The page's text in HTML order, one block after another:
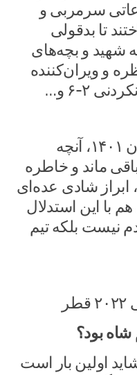
سرمربی و
تا بدقولی
شهید و بچه‌های
و ویران‌کننده
۲-۶ و…
اما در میان تلخی‌های ۳۰ آبان ۱۴۰۱، آنچه
ماند و خاطره
شادی عده‌ای
با این استدلال
نیست بلکه تیم
شاه بود؟
اولین بار است